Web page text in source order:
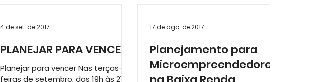
PLANEJAR PARA VENCER
Planejar para vencer Nas terças-
feiras de setembro, das 19h às 21h,
4 de set. de 2017
Planejamento para
Microempreendedores
17 de ago. de 2017